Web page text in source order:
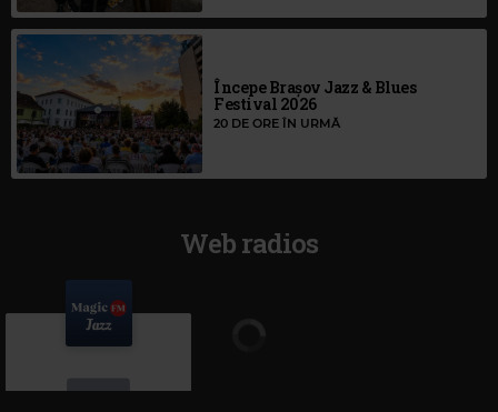
Începe Brașov Jazz & Blues
Festival 2026
20 DE ORE ÎN URMĂ
Web radios